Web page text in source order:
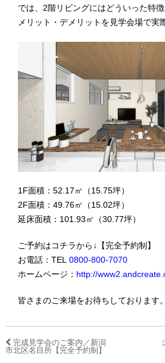
では、2階リビングにはどういった特
メリット・デメリットを見学会場で実
1F面積：52.17㎡（15.75坪）
2F面積：49.76㎡（15.02坪）
延床面積：101.93㎡（30.77坪）
ご予約はコチラから↓【完全予約制】
お電話：TEL0800-800-7070
ホームページ： http://
皆さまのご来場をお待ちしております。
完成見学会のご案内／新潟
市北区名目所【完全予約制】